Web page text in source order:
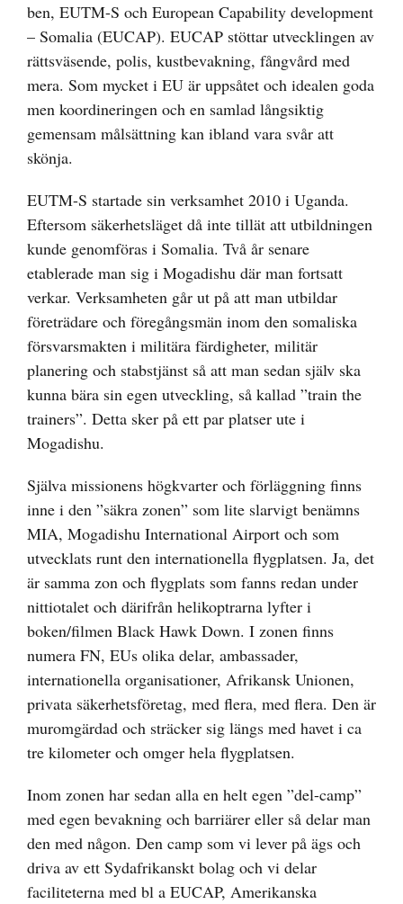
ben, EUTM-S och European Capability development
– Somalia (EUCAP). EUCAP stöttar utvecklingen av
rättsväsende, polis, kustbevakning, fångvård med
mera. Som mycket i EU är uppsåtet och idealen goda
men koordineringen och en samlad långsiktig
gemensam målsättning kan ibland vara svår att
skönja.
EUTM-S startade sin verksamhet 2010 i Uganda.
Eftersom säkerhetsläget då inte tillät att utbildningen
kunde genomföras i Somalia. Två år senare
etablerade man sig i Mogadishu där man fortsatt
verkar. Verksamheten går ut på att man utbildar
företrädare och föregångsmän inom den somaliska
försvarsmakten i militära färdigheter, militär
planering och stabstjänst så att man sedan själv ska
kunna bära sin egen utveckling, så kallad ”train the
trainers”. Detta sker på ett par platser ute i
Mogadishu.
Själva missionens högkvarter och förläggning finns
inne i den ”säkra zonen” som lite slarvigt benämns
MIA, Mogadishu International Airport och som
utvecklats runt den internationella flygplatsen. Ja, det
är samma zon och flygplats som fanns redan under
nittiotalet och därifrån helikoptrarna lyfter i
boken/filmen Black Hawk Down. I zonen finns
numera FN, EUs olika delar, ambassader,
internationella organisationer, Afrikansk Unionen,
privata säkerhetsföretag, med flera, med flera. Den är
muromgärdad och sträcker sig längs med havet i ca
tre kilometer och omger hela flygplatsen.
Inom zonen har sedan alla en helt egen ”del-camp”
med egen bevakning och barriärer eller så delar man
den med någon. Den camp som vi lever på ägs och
driva av ett Sydafrikanskt bolag och vi delar
faciliteterna med bl a EUCAP, Amerikanska